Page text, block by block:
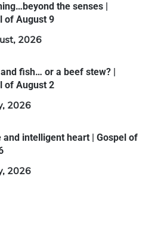
the senses |
of August 9
2026
fish… or a beef stew? |
of August 2
2026
and intelligent heart | Gospel of
2026